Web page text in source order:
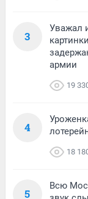
3
Уважал
армии
19
4
18
5
Всю